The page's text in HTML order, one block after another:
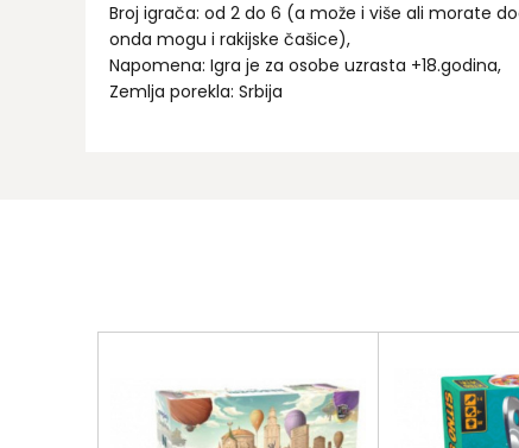
Broj igrača: od 2 do 6 (a može i više ali morate
onda mogu i rakijske čašice),
Napomena: Igra je za osobe uzrasta +18.godina,
Zemlja porekla: Srbija